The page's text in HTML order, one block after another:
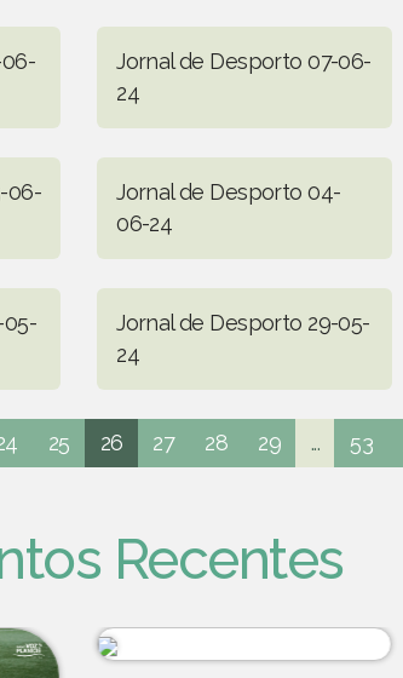
Jornal de Desporto 07-06-
24
06-
Jornal de Desporto 04-
06-24
05-
Jornal de Desporto 29-05-
24
25 26 27 28 29 ... 53
Recentes